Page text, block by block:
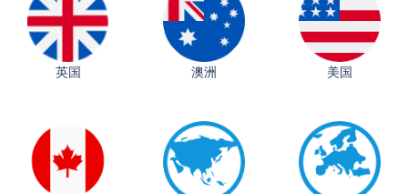
英国 澳洲 美国